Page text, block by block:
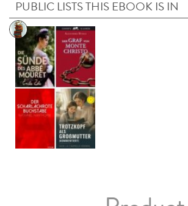
PUBLIC LISTS THIS EBOOK IS IN